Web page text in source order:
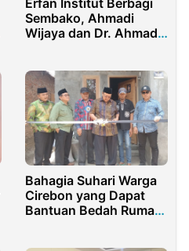
Sembako, Ahmadi
Wijaya dan Dr. Ahmad
Bahagia Suhari Warga
Cirebon yang Dapat
Bantuan Bedah Rumah